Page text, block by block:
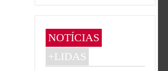
NOTÍCIAS
+LIDAS